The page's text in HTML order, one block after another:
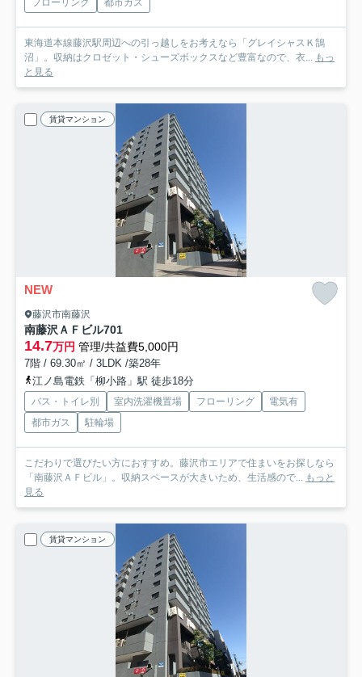
フローリング 都市ガス
東海道本線藤沢駅周辺への引っ越しをお考えなら「グレイシャスＫ鵠
沼」。収納はクロゼット・シューズボックスなど豊富なので、衣... もっ
と見る
賃貸マンション
NEW
藤沢市南藤沢
南藤沢ＡＦビル701
14.7万円 管理/共益費5,000円
7階 / 69.30㎡ / 3LDK /築28年
江ノ島電鉄「柳小路」駅 徒歩18分
バス・トイレ別 室内洗濯機置場 フローリング
電気有
都市ガス
駐輪場
こだわりで選びたい方におすすめ。藤沢市エリアで住まいをお探しなら
「南藤沢ＡＦビル」。収納スペースが大きいため、生活感ので... もっと
見る
賃貸マンション